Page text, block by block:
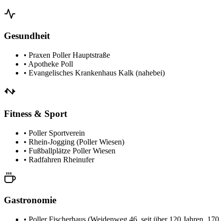
Gesundheit
• Praxen Poller Hauptstraße
• Apotheke Poll
• Evangelisches Krankenhaus Kalk (nahebei)
Fitness & Sport
• Poller Sportverein
• Rhein-Jogging (Poller Wiesen)
• Fußballplätze Poller Wiesen
• Radfahren Rheinufer
Gastronomie
• Poller Fischerhaus (Weidenweg 46, seit über 120 Jahren,